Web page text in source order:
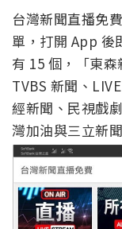
台灣新聞直播免
單，打開 App 後
有 15 個，「東
TVBS 新聞、
經新聞、民視戲
灣加油與三立新